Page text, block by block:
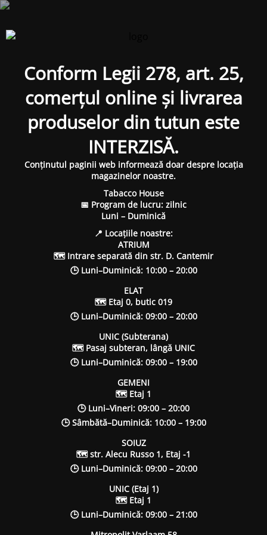
Conform Legii 278, art. 25,
comerțul online și livrarea
produselor din tutun este
INTERZISĂ.
Conținutul paginii web informează doar despre locația
magazinelor noastre.
Tabacco House
📅 Program de lucru: zilnic
Luni – Duminică
📍 Locațiile noastre:
ATRIUM
🗺 Intrare separată din str. D. Cantemir
🕒 Luni–Duminică: 10:00 – 20:00
ELAT
🗺 Etaj 0, butic 019
🕒 Luni–Duminică: 09:00 – 20:00
UNIC (Subterana)
🗺 Pasaj subteran, lângă UNIC
🕒 Luni–Duminică: 09:00 – 19:00
GEMENI
🗺 Etaj 1
🕒 Luni–Vineri: 09:00 – 20:00
🕒 Sâmbătă–Duminică: 10:00 – 19:00
SOIUZ
🗺 str. Alecu Russo 1, Etaj -1
🕒 Luni–Duminică: 09:00 – 20:00
UNIC (Etaj 1)
🗺 Etaj 1
🕒 Luni–Duminică: 09:00 – 21:00